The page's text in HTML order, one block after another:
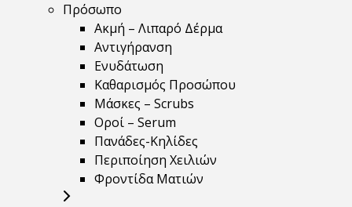
Πρόσωπο
Ακμή – Λιπαρό Δέρμα
Αντιγήρανση
Ενυδάτωση
Καθαρισμός Προσώπου
Μάσκες – Scrubs
Οροί – Serum
Πανάδες-Κηλίδες
Περιποίηση Χειλιών
Φροντίδα Ματιών